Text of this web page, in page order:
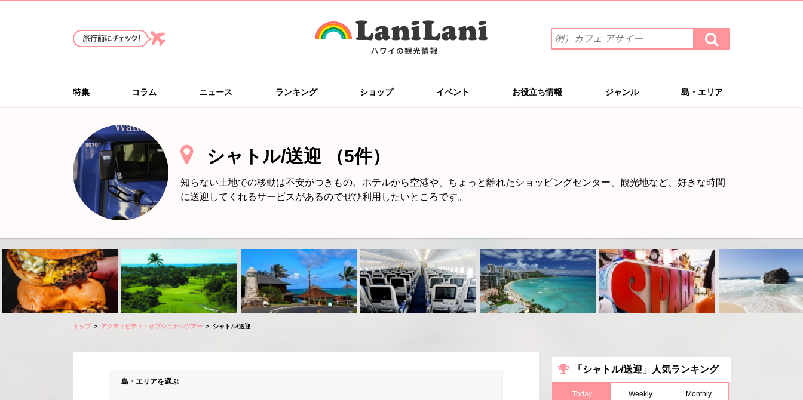
索
ワ
を
入
ェ
ー
検
索
す
特集 コラム ニュース ランキング ショップ イベント お役立ち情報 ジャンル 島・エリア
シャトル/送迎 （5件）
知らない土地での移動は不安がつきもの。ホテルから空港や、ちょっと離れたショッピングセンター、観光地など、好きな時間
に送迎してくれるサービスがあるのでぜひ利用したいところです。
トップ アクティビティ・オプショナルツアー シャトル/送迎
島・エリアを選ぶ
「シャトル/送迎」人気ランキング
Today Weekly Monthly